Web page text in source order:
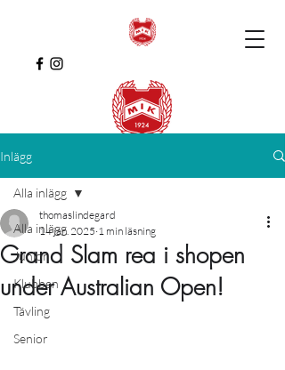
Inlägg
Alla inlägg
Junior
Klubben
Tävling
Senior
Alla inlägg
Grand Slam rea i shopen
under Australian Open!
thomaslindegard
14 jan. 2025 1 min läsning